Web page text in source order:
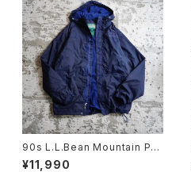
90s L.L.Bean Mountain Par
ka
¥11,990